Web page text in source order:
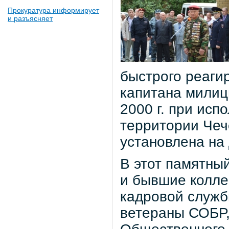
Прокуратура информирует
и разъясняет
быстрого
капитана
2000 г. при
территории
установлена
В этот
и бывшие
кадровой
ветераны